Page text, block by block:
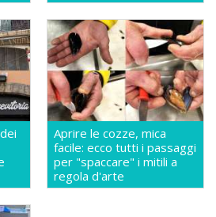
Aprire le cozze, mica
facile: ecco tutti i passaggi
per "spaccare" i mitili a
regola d'arte